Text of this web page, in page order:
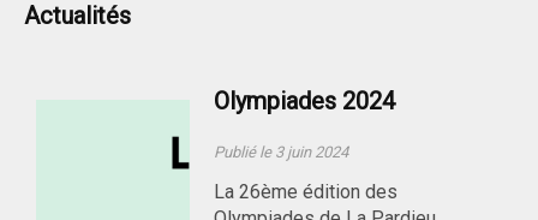
Actualités
Olympiades 2024
Publié le 3 juin 2024
La 26ème édition des